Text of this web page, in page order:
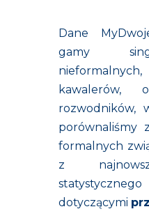
Dane
gamy
kawalerów,
rozwodników,
porównaliśmy
formalnych
z
dotyczącymi